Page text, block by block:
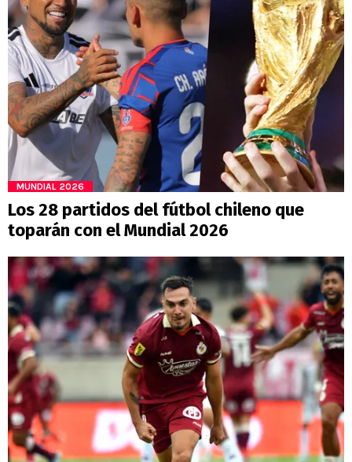
MUNDIAL 2026
Los 28 partidos del fútbol chileno que
toparán con el Mundial 2026